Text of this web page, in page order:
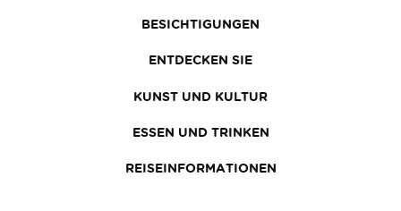
BESICHTIGUNGEN
ENTDECKEN SIE
KUNST UND KULTUR
ESSEN UND TRINKEN
REISEINFORMATIONEN